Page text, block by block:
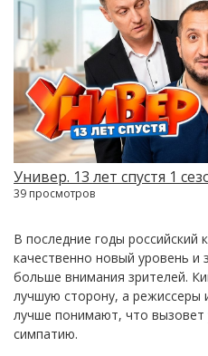
В последние годы
качественно новый уровень
больше внимания зрителей.
лучшую сторону, а режиссеры
лучше понимают, что вызовет
симпатию.
Универ. 13 лет спустя 1
39 просмотров